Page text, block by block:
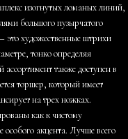
изогнутых ломаных линий,
большого пузырчатого
это художественные штрихи
тонко определяя
также доступен в
торшер, который имеет
на трех ножках.
как к чистому
особого акцента. Лучше всего